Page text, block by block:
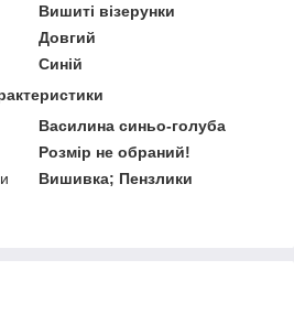
Вишиті візерунки
Довгий
Синій
Василина синьо-голуба
Розмір не обраний!
Вишивка; Пензлики